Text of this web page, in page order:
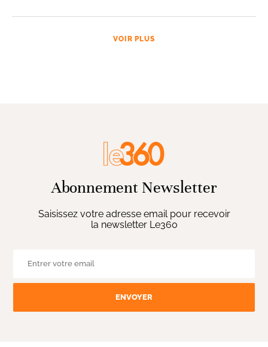
VOIR PLUS
Abonnement Newsletter
Saisissez votre adresse email pour recevoir
la newsletter Le360
ENVOYER